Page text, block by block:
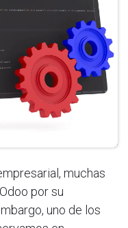
muchas
por su
uno de los